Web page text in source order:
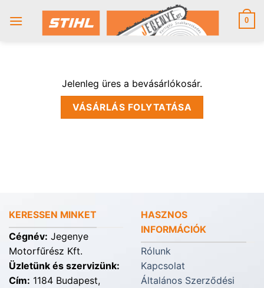
0
Jelenleg üres a bevásárlókosár.
VÁSÁRLÁS FOLYTATÁSA
KERESSEN MINKET
Cégnév: Jegenye
Motorfűrész Kft.
Üzletünk és szervizünk:
Cím: 1184 Budapest,
HASZNOS
INFORMÁCIÓK
Rólunk
Kapcsolat
Általános Szerződési